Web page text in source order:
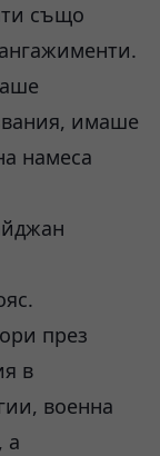
също
имаше
намеса
през
в
военна
а